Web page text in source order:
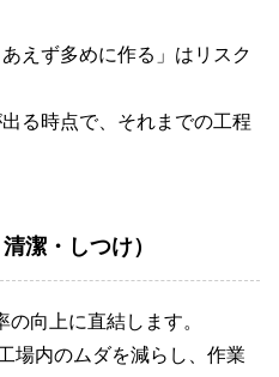
えず多めに作る」はリスク
る時点で、それまでの工程
潔・しつけ）
向上に直結します。
場内のムダを減らし、作業